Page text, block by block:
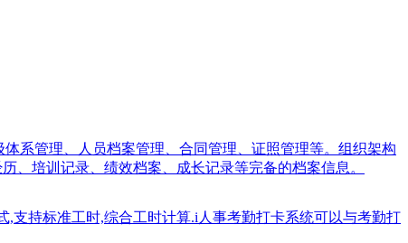
系管理、人员档案管理、合同管理、证照管理等。组织架构
、培训记录、绩效档案、成长记录等完备的档案信息。
支持标准工时,综合工时计算.i人事考勤打卡系统可以与考勤打